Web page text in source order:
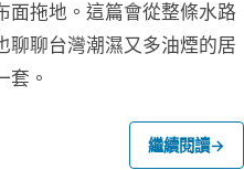
面拖地。這篇會從整條水路
聊聊台灣潮濕又多油煙的居
套。
繼續閱讀→